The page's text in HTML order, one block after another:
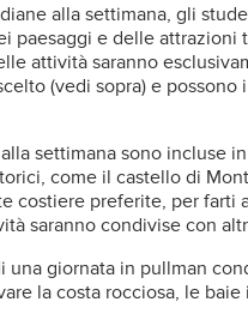
alla settimana, gli
paesaggi e delle
attività saranno
(vedi sopra) e
settimana sono incluse
come il castello di
costiere preferite, per farti
saranno condivise con
una giornata in pullman
la costa rocciosa, le